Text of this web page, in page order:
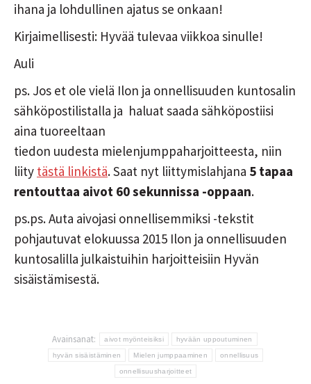
ihana ja lohdullinen ajatus se onkaan!
Kirjaimellisesti: Hyvää tulevaa viikkoa sinulle!
Auli
ps. Jos et ole vielä Ilon ja onnellisuuden kuntosalin
sähköpostilistalla ja haluat saada sähköpostiisi
aina tuoreeltaan
tiedon uudesta mielenjumppaharjoitteesta, niin
liity tästä linkistä. Saat nyt liittymislahjana 5 tapaa
rentouttaa aivot 60 sekunnissa -oppaan.
ps.ps. Auta aivojasi onnellisemmiksi -tekstit
pohjautuvat elokuussa 2015 Ilon ja onnellisuuden
kuntosalilla julkaistuihin harjoitteisiin Hyvän
sisäistämisestä.
Avainsanat: aivot myönteisiksi hyvään uppoutuminen
hyvän sisäistäminen Mielen jumppaaminen onnellisuus
onnellisuusharjoitteet